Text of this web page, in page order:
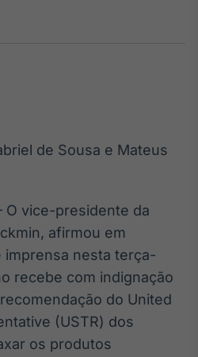
energia elétrica
no Brasil
Broadcast
White Label
Plataforma para
personalizados
de Sousa e Mateus
O vice-presidente da
afirmou em
nesta terça-
recebe com indignação
do United
(USTR) dos
os produtos